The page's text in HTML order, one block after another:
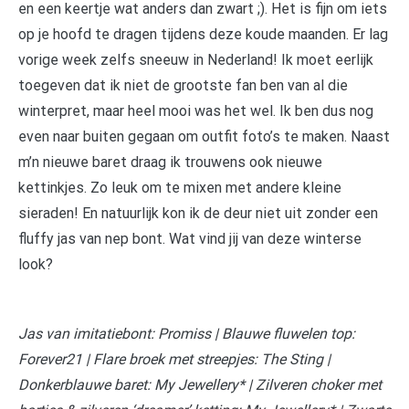
en een keertje wat anders dan zwart ;). Het is fijn om iets
op je hoofd te dragen tijdens deze koude maanden. Er lag
vorige week zelfs sneeuw in Nederland! Ik moet eerlijk
toegeven dat ik niet de grootste fan ben van al die
winterpret, maar heel mooi was het wel. Ik ben dus nog
even naar buiten gegaan om outfit foto’s te maken. Naast
m’n nieuwe baret draag ik trouwens ook nieuwe
kettinkjes. Zo leuk om te mixen met andere kleine
sieraden! En natuurlijk kon ik de deur niet uit zonder een
fluffy jas van nep bont. Wat vind jij van deze winterse
look?
Jas van imitatiebont: Promiss | Blauwe fluwelen top:
Forever21 | Flare broek met streepjes: The Sting |
Donkerblauwe baret: My Jewellery* | Zilveren choker met